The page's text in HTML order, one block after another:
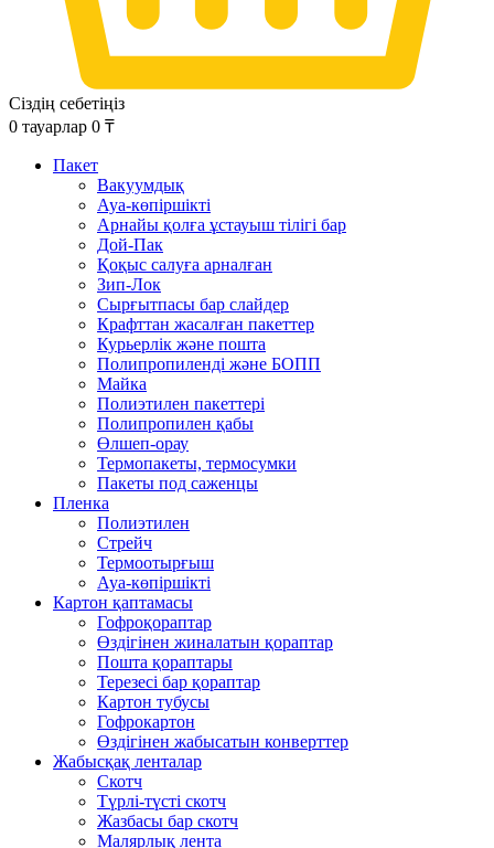
Сіздің себетіңіз
0 тауарлар 0 ₸
Пакет
Вакуумдық
Ауа-көпіршікті
Арнайы қолға ұстауыш тілігі бар
Дой-Пак
Қоқыс салуға арналған
Зип-Лок
Сырғытпасы бар слайдер
Крафттан жасалған пакеттер
Курьерлік және пошта
Полипропиленді және БОПП
Майка
Полиэтилен пакеттері
Полипропилен қабы
Өлшеп-орау
Термопакеты, термосумки
Пакеты под саженцы
Пленка
Полиэтилен
Стрейч
Термоотырғыш
Ауа-көпіршікті
Картон қаптамасы
Гофроқораптар
Өздігінен жиналатын қораптар
Пошта қораптары
Терезесі бар қораптар
Картон тубусы
Гофрокартон
Өздігінен жабысатын конверттер
Жабысқақ ленталар
Скотч
Түрлі-түсті скотч
Жазбасы бар скотч
Малярлық лента